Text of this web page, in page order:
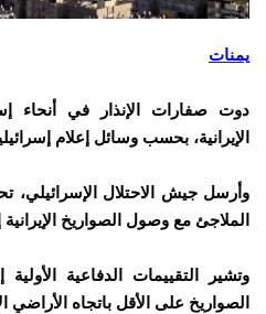
يمنات
دوت صفارات الإنذار في أنحاء
الإيرانية، بحسب وسائل إعلام
وأرسل جيش الاحتلال الإسرائيلي،
الملاجئ مع وصول الصواريخ الإيرانية
وتشير التقييمات الدفاعية
الصواريخ على الأقل باتجاه الأراضي